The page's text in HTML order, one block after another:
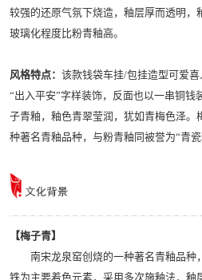
较强的还原气氛下烧造，釉层厚而透明，
玻璃化程度比粉青釉高。
风格特点： 该款钱袋车挂/包挂造型可爱
“出入平安”字样装饰，反面也以一串铜钱
子青釉，釉色青翠莹润，犹如青梅色泽。
种著名青釉品种，与粉青釉同被誉为“青瓷
【梅子青】
南宋龙泉窑创烧的一种著名青釉品种
铁为主要着色元素，采用多次施釉法，釉